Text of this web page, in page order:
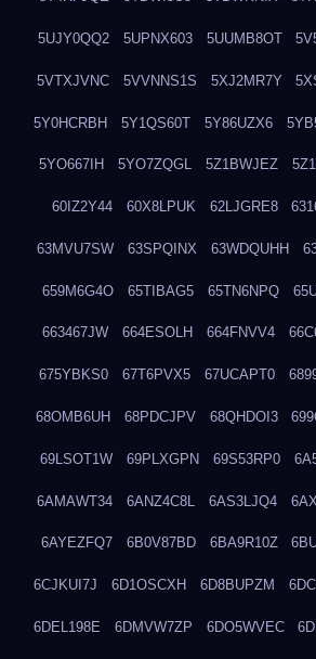
5UJY0QQ2 5UPNX603 5UUMB8OT
5VTXJVNC 5VVNNS1S 5XJ2MR7Y
5Y0HCRBH 5Y1QS60T 5Y86UZX6
5YO667IH 5YO7ZQGL 5Z1BWJEZ
60IZ2Y44 60X8LPUK 62LJGRE8
63MVU7SW 63SPQINX 63WDQUHH
659M6G4O 65TIBAG5 65TN6NPQ
663467JW 664ESOLH 664FNVV4
675YBKS0 67T6PVX5 67UCAPT0
68OMB6UH 68PDCJPV 68QHDOI3
69LSOT1W 69PLXGPN 69S53RP0
6AMAWT34 6ANZ4C8L 6AS3LJQ4
6AYEZFQ7 6B0V87BD 6BA9R10Z
6CJKUI7J 6D1OSCXH 6D8BUPZM
6DEL198E 6DMVW7ZP 6DO5WVEC